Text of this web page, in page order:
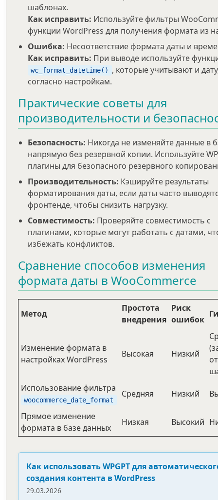
шаблонах.
Как исправить: Используйте фильтры
функции WordPress для получения формата из
Ошибка: Несоответствие формата даты и
Как исправить: При выводе используйте
wc_format_datetime()
, которые учитывают и
согласно настройкам.
Практические советы для
производительности и
Безопасность: Никогда не изменяйте данные в
напрямую без резервной копии. Используйте
плагины для безопасного резервного
Производительность: Кэшируйте результаты
форматирования даты, если даты часто
фронтенде, чтобы снизить нагрузку.
Совместимость: Проверяйте совместимость с
плагинами, которые могут работать с датами,
избежать конфликтов.
Сравнение способов изменения
формата даты в WooCommerce
Метод
Простота
внедрения
Риск
ошибок
Изменение формата в
настройках WordPress
Высокая Низкий
от
Использование фильтра
woocommerce_date_format
Средняя Низкий
Прямое изменение
формата в базе данных
Низкая Высокий
Как использовать WPGPT для
создания контента в WordPress
29.03.2026